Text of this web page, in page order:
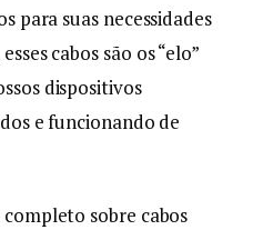
para suas necessidades
esses cabos são os “elo”
dispositivos
e funcionando de
sobre cabos